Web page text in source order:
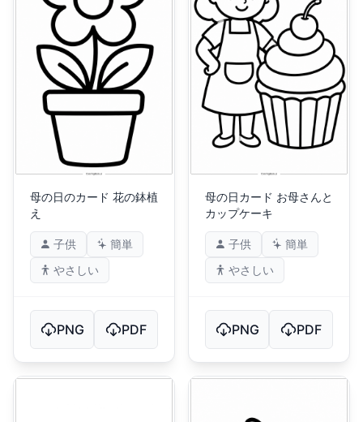
母の日のカード 花の鉢植
え
子供
簡単
やさしい
PNG PDF
母の日カード お母さんと
カップケーキ
子供
簡単
やさしい
PNG PDF